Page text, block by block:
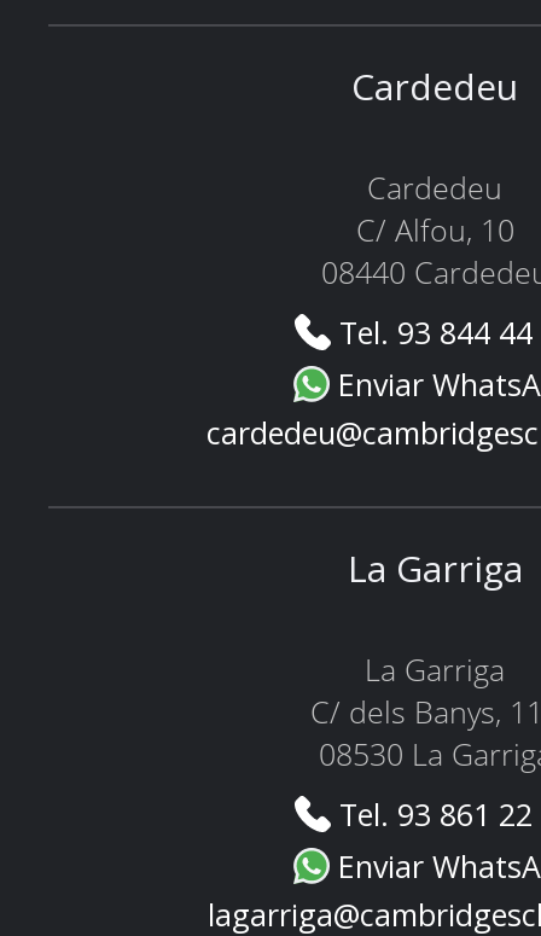
Cardedeu
Cardedeu
C/ Alfou, 10
08440
Tel. 93 844
Enviar
La Garriga
La Garriga
C/ dels Banys,
08530 La
Tel. 93 861
Enviar